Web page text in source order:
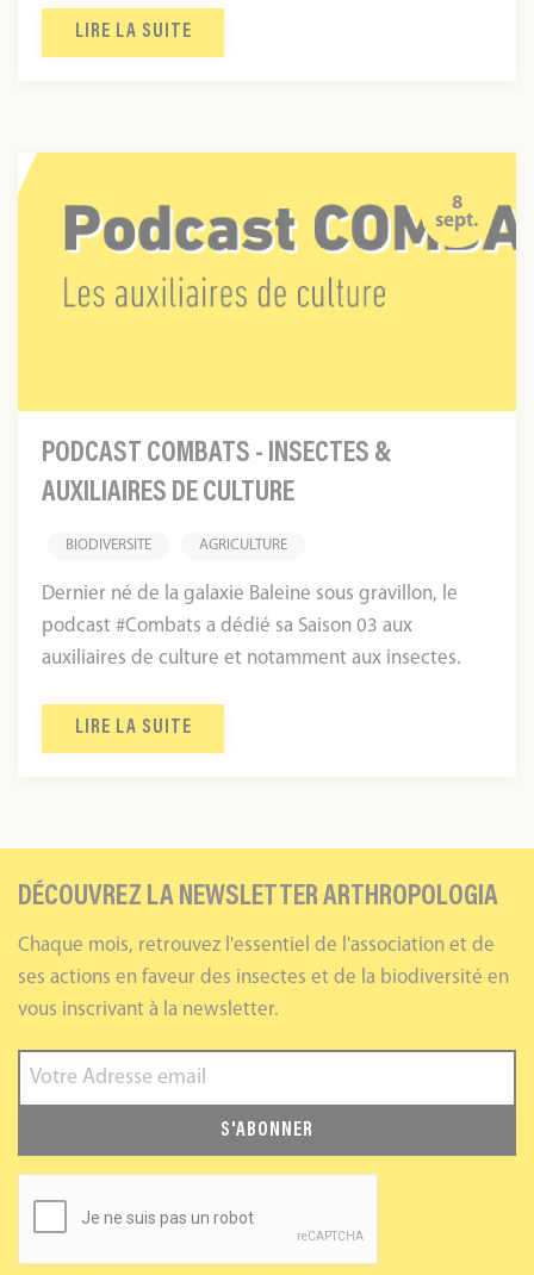
LIRE LA SUITE
8
sept.
PODCAST COMBATS - INSECTES &
AUXILIAIRES DE CULTURE
BIODIVERSITE AGRICULTURE
Dernier né de la galaxie Baleine sous gravillon, le
podcast #Combats a dédié sa Saison 03 aux
auxiliaires de culture et notamment aux insectes.
LIRE LA SUITE
Podcast
COMBATS
DÉCOUVREZ LA NEWSLETTER ARTHROPOLOGIA
Chaque mois, retrouvez l'essentiel de l'association et de
ses actions en faveur des insectes et de la biodiversité en
vous inscrivant à la newsletter.
S'ABONNER